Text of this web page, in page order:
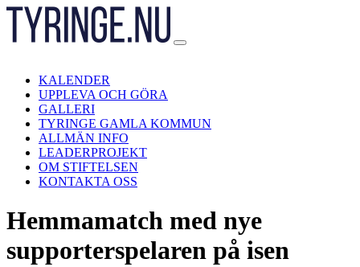
Hoppa
innehåll
KALENDER
UPPLEVA OCH GÖRA
GALLERI
TYRINGE GAMLA KOMMUN
ALLMÄN INFO
LEADERPROJEKT
OM STIFTELSEN
KONTAKTA OSS
Hemmamatch med nye
supporterspelaren på isen